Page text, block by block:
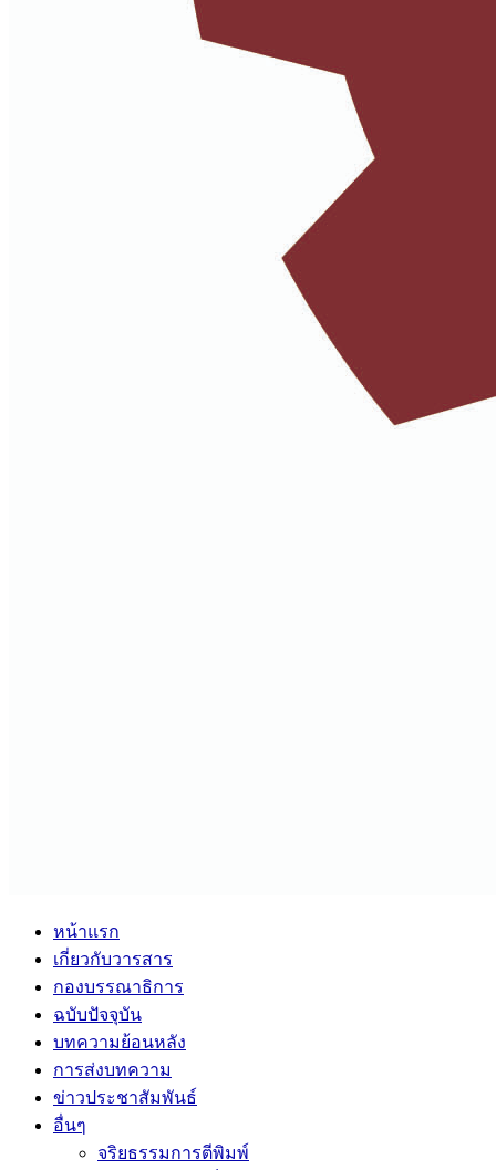
หน้าแรก
เกี่ยวกับวารสาร
กองบรรณาธิการ
ฉบับปัจจุบัน
บทความย้อนหลัง
การส่งบทความ
ข่าวประชาสัมพันธ์
อื่นๆ
จริยธรรมการตีพิมพ์